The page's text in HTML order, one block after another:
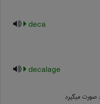
deca
decalage
صورت میگیرد